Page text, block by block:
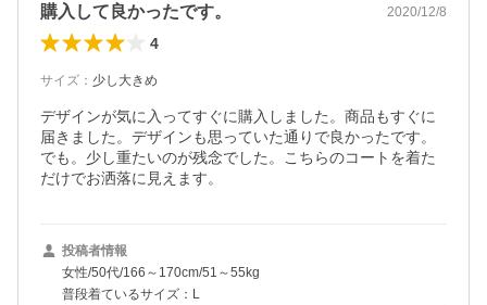
購入して良かったです。 2020/12/8
4
サイズ ： 少し大きめ
デザインが気に入ってすぐに購入しました。商品もすぐに
届きました。デザインも思っていた通りで良かったです。
でも。少し重たいのが残念でした。こちらのコートを着た
だけでお洒落に見えます。
投稿者情報
女性/50代/166～170cm/51～55kg
普段着ているサイズ：L